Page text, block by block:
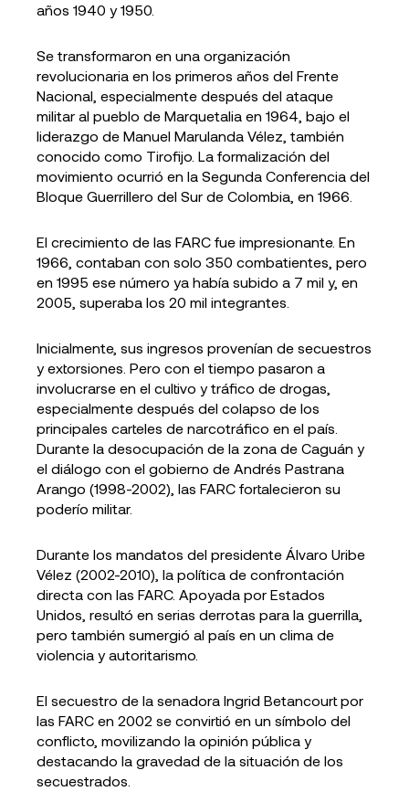
años 1940 y 1950.
Se transformaron en una organización
revolucionaria en los primeros años del Frente
Nacional, especialmente después del ataque
militar al pueblo de Marquetalia en 1964, bajo el
liderazgo de Manuel Marulanda Vélez, también
conocido como Tirofijo. La formalización del
movimiento ocurrió en la Segunda Conferencia del
Bloque Guerrillero del Sur de Colombia, en 1966.
El crecimiento de las FARC fue impresionante. En
1966, contaban con solo 350 combatientes, pero
en 1995 ese número ya había subido a 7 mil y, en
2005, superaba los 20 mil integrantes.
Inicialmente, sus ingresos provenían de secuestros
y extorsiones. Pero con el tiempo pasaron a
involucrarse en el cultivo y tráfico de drogas,
especialmente después del colapso de los
principales carteles de narcotráfico en el país.
Durante la desocupación de la zona de Caguán y
el diálogo con el gobierno de Andrés Pastrana
Arango (1998-2002), las FARC fortalecieron su
poderío militar.
Durante los mandatos del presidente Álvaro Uribe
Vélez (2002-2010), la política de confrontación
directa con las FARC. Apoyada por Estados
Unidos, resultó en serias derrotas para la guerrilla,
pero también sumergió al país en un clima de
violencia y autoritarismo.
El secuestro de la senadora Ingrid Betancourt por
las FARC en 2002 se convirtió en un símbolo del
conflicto, movilizando la opinión pública y
destacando la gravedad de la situación de los
secuestrados.